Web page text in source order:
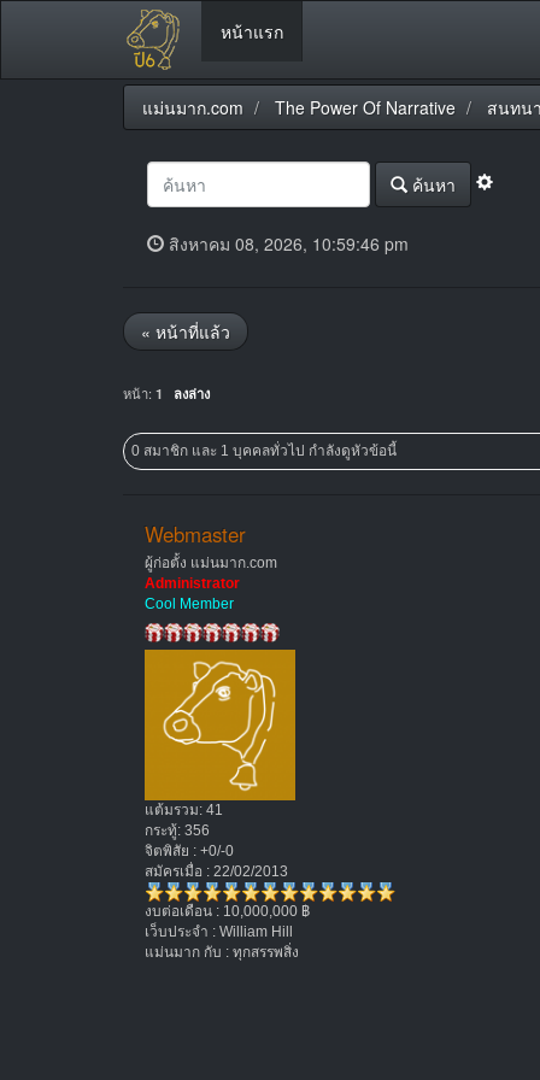
หน้าแรก
แม่นมาก.com The Power Of Narrative สนทน
ค้นหา
สิงหาคม 08, 2026, 10:59:46 pm
« หน้าที่แล้ว
หน้า: 1 ลงล่าง
0 สมาชิก และ 1 บุคคลทั่วไป กำลังดูหัวข้อนี้
Webmaster
ผู้ก่อตั้ง แม่นมาก.com
Administrator
Cool Member
แต้มรวม: 41
กระทู้: 356
จิตพิสัย : +0/-0
สมัครเมื่อ : 22/02/2013
งบต่อเดือน : 10,000,000 ฿
เว็บประจำ : William Hill
แม่นมาก กับ : ทุกสรรพสิ่ง